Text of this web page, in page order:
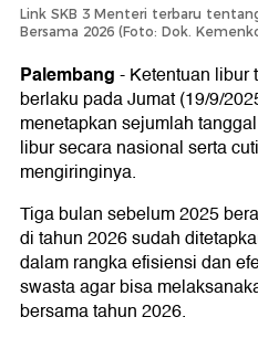
Link SKB 3 Menteri terbaru
Bersama 2026 (Foto: Dok.
Palembang-Ketentuan libur
berlaku pada Jumat (19/9/
menetapkan sejumlah
libur secara nasional serta
mengiringinya.
Tiga bulan sebelum 2025
di tahun 2026 sudah
dalam rangka efisiensi dan
swasta agar bisa
bersama tahun 2026.